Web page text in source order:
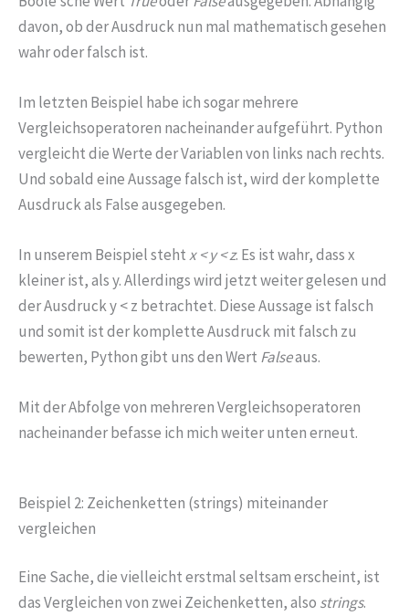
davon, ob der Ausdruck nun mal mathematisch gesehen
wahr oder falsch ist.
Im letzten Beispiel habe ich sogar mehrere
Vergleichsoperatoren nacheinander aufgeführt. Python
vergleicht die Werte der Variablen von links nach rechts.
Und sobald eine Aussage falsch ist, wird der komplette
Ausdruck als False ausgegeben.
In unserem Beispiel stehtx < y < z. Es ist wahr, dass x
kleiner ist, als y. Allerdings wird jetzt weiter gelesen und
der Ausdruck y < z betrachtet. Diese Aussage ist falsch
und somit ist der komplette Ausdruck mit falsch zu
bewerten, Python gibt uns den Wert Falseaus.
Mit der Abfolge von mehreren Vergleichsoperatoren
nacheinander befasse ich mich weiter unten erneut.
Beispiel 2: Zeichenketten (strings) miteinander
vergleichen
Eine Sache, die vielleicht erstmal seltsam erscheint, ist
das Vergleichen von zwei Zeichenketten, also strings.